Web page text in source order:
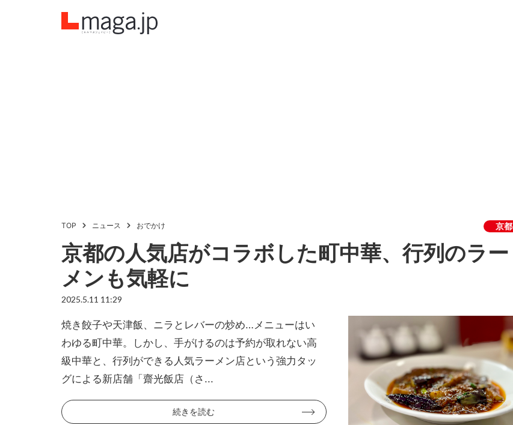
TOP ニュース おでかけ 京都
京都の人気店がコラボした町中華、行列のラー
メンも気軽に
2025.5.11 11:29
焼き餃子や天津飯、ニラとレバーの炒め…メニューはい
わゆる町中華。しかし、手がけるのは予約が取れない高
級中華と、行列ができる人気ラーメン店という強力タッ
グによる新店舗「齋光飯店（さ...
続きを読む